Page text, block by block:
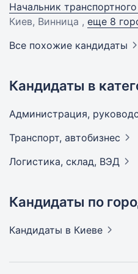
Начальник транспортного
Киев, Винница , еще 8
Все похожие кандидаты
Кандидаты в
Администрация,
Транспорт, автобизнес
Логистика, склад, ВЭД
Кандидаты по
Кандидаты в Киеве